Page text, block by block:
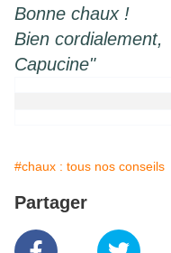
Bonne chaux !
Bien cordialement,
Capucine"
#chaux : tous nos conseils
Partager